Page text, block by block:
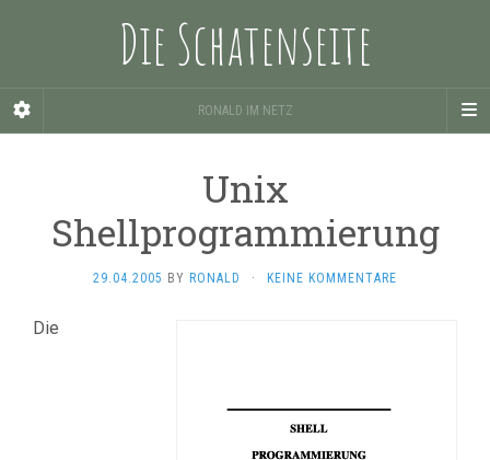
Die Schatenseite
RONALD IM NETZ
Unix
Shellprogrammierung
29.04.2005 BY RONALD · KEINE KOMMENTARE
Die